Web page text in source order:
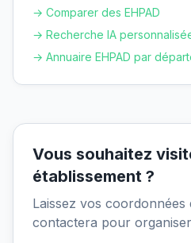
→ Comparer des EHPAD
→ Recherche IA
→ Annuaire EHPAD par
Vous souhaitez
établissement ?
Laissez vos
contactera pour